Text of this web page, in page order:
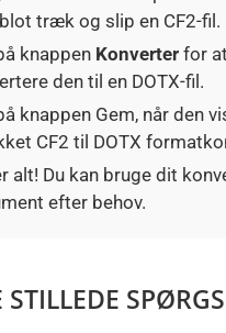
træk og slip en CF2-fil.
knappen Konverter for
den til en DOTX-fil.
knappen Gem, når den
CF2 til DOTX
alt! Du kan bruge dit
efter behov.
STILLEDE